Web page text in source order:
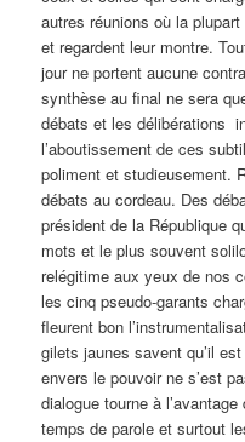
autres réunions où la
et regardent leur montre.
jour ne portent aucune
synthèse au final ne sera
débats et les délibérations
l’aboutissement de ces
poliment et studieusement.
débats au cordeau. Des
président de la République
mots et le plus souvent
relégitime aux yeux de nos
les cinq pseudo-garants
fleurent bon
gilets jaunes savent qu’il
envers le pouvoir ne s’est
dialogue tourne à
temps de parole et surtout